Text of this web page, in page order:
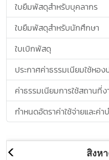
ใบยืมพัสดุสำหรับบุคลากร
ใบยืมพัสดุสำหรับนักศึกษา
ใบเบิกพัสดุ
ประกาศค่าธรรมเนียมใช้หอง
ค่าธรรมเนียมการใช้สถานที่
กำหนดอัตราค่าใช้จ่ายและค่